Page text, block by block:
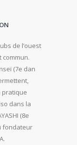
de l’ouest
commun.
(7e dan
pratique
dans la
(8e
fondateur